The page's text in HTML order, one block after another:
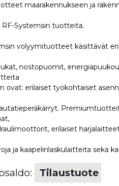
maarakennukseen ja
RF-Systemsin tuotteita.
volyymituotteet käsittävät
nostopuomit,
ovat: erilaiset työkohtaiset
erilaiset
ja kaapelinlaskulaitteita sekä
Tilaustuote